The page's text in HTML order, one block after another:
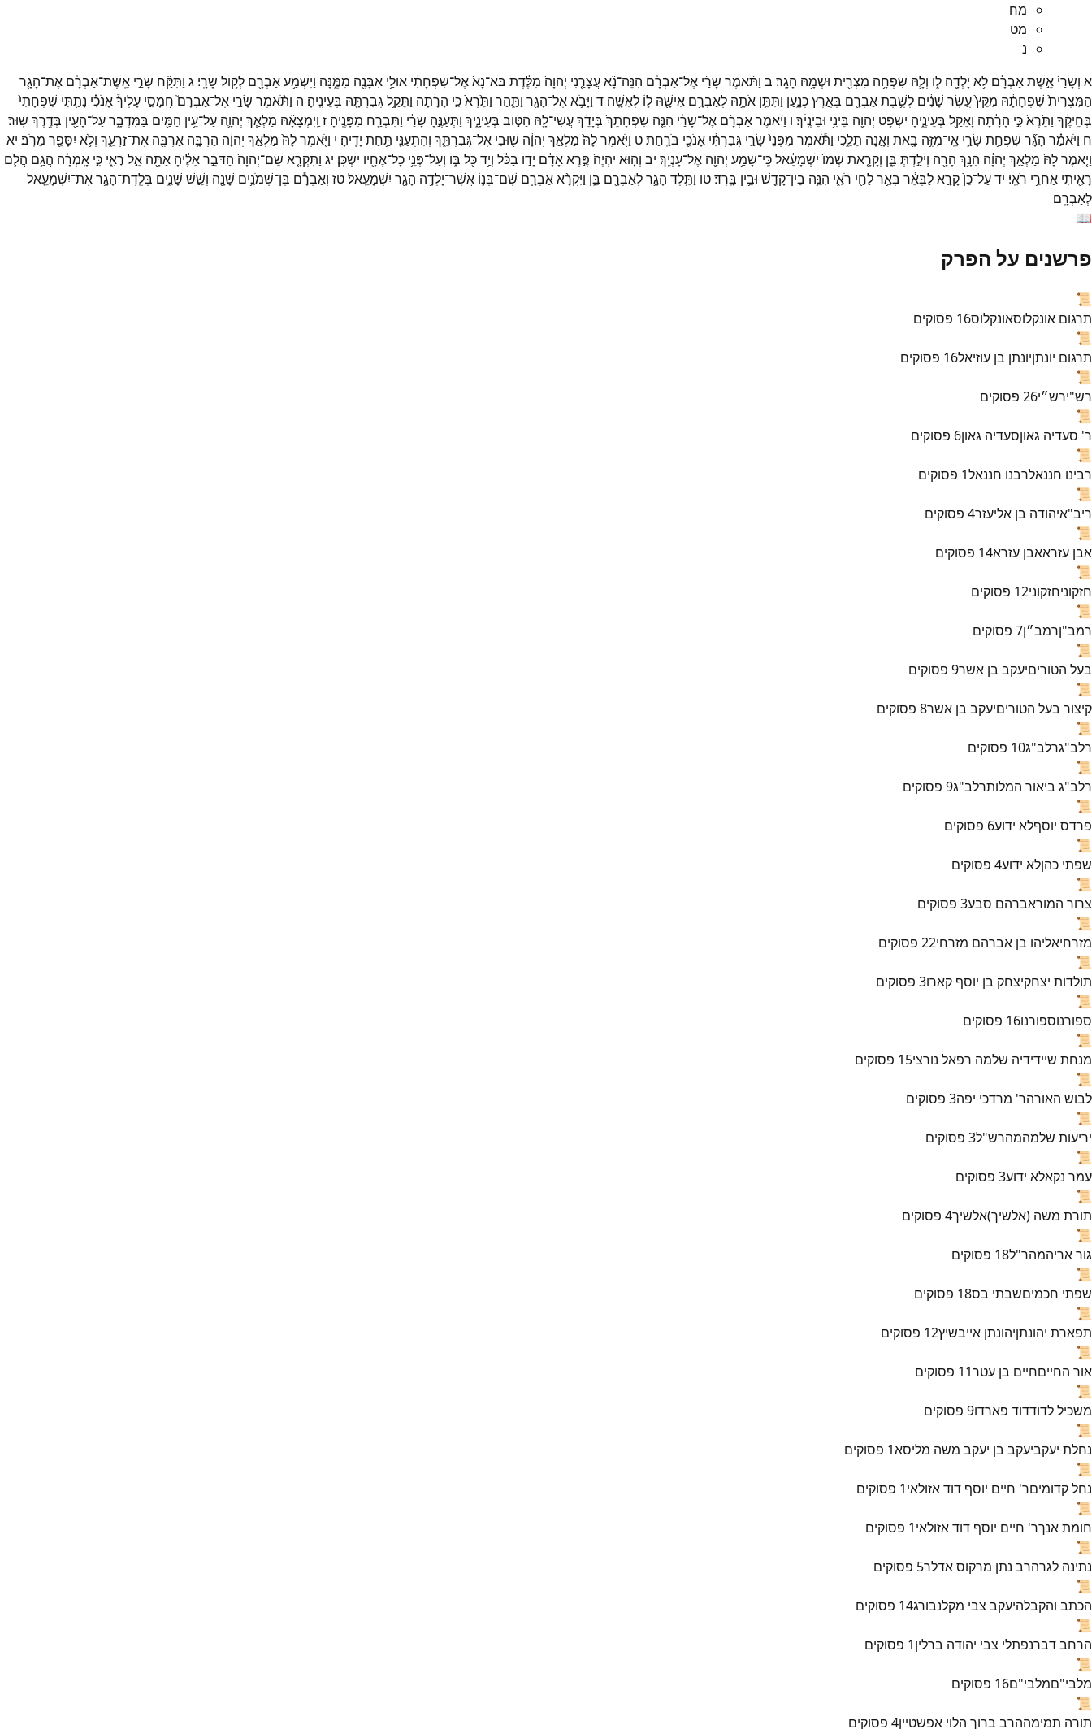
מח
מט
נ
א וְשָׂרַי֙אֵ֣שֶׁתאַבְרָ֔ם לֹ֥א יָלְדָ֖ה ל֑וֹ וְלָ֛הּ שִׁפְחָ֥ה מִצְרִ֖ית וּשְׁמָ֥הּ הָגָֽר׃ ב וַתֹּ֨אמֶר שָׂרַ֜י אֶל־אַבְרָ֗ם הִנֵּה־נָ֞אעֲצָרַ֤נִי יְהוָה֙ מִלֶּ֔דֶת בֹּא־נָא֙אֶל־שִׁפְחָתִ֔י אוּלַ֥י אִבָּנֶ֖ה מִמֶּ֑נָּה וַיִּשְׁמַ֥עאַבְרָ֖ם לְק֥וֹל שָׂרָֽי׃ ג וַתִּקַּ֞ח שָׂרַ֣י אֵֽשֶׁת־אַבְרָ֗ם אֶת־הָגָ֤ר
הַמִּצְרִית֙ שִׁפְחָתָ֔הּ מִקֵּץ֙עֶ֣שֶׂר שָׁנִ֔ים לְשֶׁ֥בֶתאַבְרָ֖ם בְּאֶ֣רֶץכְּנָ֑עַן וַתִּתֵּ֥ן אֹתָ֛הּ לְאַבְרָ֥ם אִישָׁ֖הּ ל֥וֹ לְאִשָּֽׁה׃ ד וַיָּבֹ֥אאֶל־הָגָ֖ר וַתַּ֑הַר וַתֵּ֙רֶא֙כִּ֣י הָרָ֔תָה וַתֵּקַ֥לגְּבִרְתָּ֖הּ בְּעֵינֶֽיהָ׃ ה וַתֹּ֨אמֶר שָׂרַ֣י אֶל־אַבְרָם֮ חֲמָסִ֣י עָלֶיךָ֒אָנֹכִ֗י נָתַ֤תִּי שִׁפְחָתִי֙
בְּחֵיקֶ֔ךָ וַתֵּ֙רֶא֙כִּ֣י הָרָ֔תָה וָאֵקַ֖ל בְּעֵינֶ֑יהָ יִשְׁפֹּ֥ט יְהוָ֖ה בֵּינִ֥י וּבֵינֶֽיׄךָ׃ ו וַיֹּ֨אמֶראַבְרָ֜ם אֶל־שָׂרַ֗י הִנֵּ֤ה שִׁפְחָתֵךְ֙ בְּיָדֵ֔ךְעֲשִׂי־לָ֖הּ הַטּ֣וֹב בְּעֵינָ֑יִךְ וַתְּעַנֶּ֣הָ שָׂרַ֔י וַתִּבְרַ֖ח מִפָּנֶֽיהָ׃ ז וַֽיִּמְצָאָ֞הּ מַלְאַ֧ךְ יְהוָ֛ה עַל־עֵ֥ין הַמַּ֖יִם בַּמִּדְבָּ֑רעַל־הָעַ֖יִן בְּדֶ֥רֶךְ שֽׁוּר׃
ח וַיֹּאמַ֗ר הָגָ֞ר שִׁפְחַ֥ת שָׂרַ֛י אֵֽי־מִזֶּ֥ה בָ֖את וְאָ֣נָה תֵלֵ֑כִי וַתֹּ֕אמֶר מִפְּנֵי֙ שָׂרַ֣י גְּבִרְתִּ֔י אָנֹכִ֖י בֹּרַֽחַת׃ט וַיֹּ֤אמֶרלָהּ֙ מַלְאַ֣ךְ יְהוָ֔ה שׁ֖וּבִי אֶל־גְּבִרְתֵּ֑ךְ וְהִתְעַנִּ֖י תַּ֥חַת יָדֶֽיהָ׃ י וַיֹּ֤אמֶרלָהּ֙ מַלְאַ֣ךְ יְהוָ֔ה הַרְבָּ֥ה אַרְבֶּ֖ה אֶת־זַרְעֵ֑ךְ וְלֹ֥א יִסָּפֵ֖ר מֵרֹֽב׃ יא
וַיֹּ֤אמֶרלָהּ֙ מַלְאַ֣ךְ יְהוָ֔ה הִנָּ֥ךְ הָרָ֖ה וְיֹלַ֣דְתְּ בֵּ֑ן וְקָרָ֤את שְׁמוֹ֙ יִשְׁמָעֵ֔אלכִּֽי־שָׁמַ֥ע יְהוָ֖ה אֶל־עָנְיֵֽךְ׃ יב וְה֤וּא יִהְיֶה֙ פֶּ֣רֶאאָדָ֔ם יָד֣וֹ בַכֹּ֔ל וְיַ֥דכֹּ֖ל בּ֑וֹ וְעַל־פְּנֵ֥י כָל־אֶחָ֖יו יִשְׁכֹּֽן׃ יג וַתִּקְרָ֤א שֵׁם־יְהוָה֙ הַדֹּבֵ֣ראֵלֶ֔יהָ אַתָּ֖ה אֵ֣ל רֳאִ֑י כִּ֣י אָֽמְרָ֗ה הֲגַ֥ם הֲלֹ֛ם
רָאִ֖יתִי אַחֲרֵ֥י רֹאִֽי׃ ידעַל־כֵּן֙קָרָ֣אלַבְּאֵ֔ר בְּאֵ֥רלַחַ֖י רֹאִ֑י הִנֵּ֥ה בֵין־קָדֵ֖שׁ וּבֵ֥ין בָּֽרֶד׃טו וַתֵּ֧לֶד הָגָ֛רלְאַבְרָ֖ם בֵּ֑ן וַיִּקְרָ֨אאַבְרָ֧ם שֶׁם־בְּנ֛וֹ אֲשֶׁר־יָלְדָ֥ה הָגָ֖ר יִשְׁמָעֵֽאל׃טז וְאַבְרָ֕ם בֶּן־שְׁמֹנִ֥ים שָׁנָ֖ה וְשֵׁ֣שׁ שָׁנִ֑ים בְּלֶֽדֶת־הָגָ֥ראֶת־יִשְׁמָעֵ֖אל
לְאַבְרָֽם׃
📖
פרשנים על הפרק
📜
תרגום אונקלוסאונקלוס16 פסוקים
📜
תרגום יונתןיונתן בן עוזיאל16 פסוקים
📜
רש"ירש״י26 פסוקים
📜
ר' סעדיה גאוןסעדיה גאון6 פסוקים
📜
רבינו חננאלרבנו חננאל1 פסוקים
📜
ריב"איהודה בן אליעזר4 פסוקים
📜
אבן עזראאבן עזרא14 פסוקים
📜
חזקוניחזקוני12 פסוקים
📜
רמב"ןרמב״ן7 פסוקים
📜
בעל הטוריםיעקב בן אשר9 פסוקים
📜
קיצור בעל הטוריםיעקב בן אשר8 פסוקים
📜
רלב"גרלב"ג10 פסוקים
📜
רלב"ג ביאור המלותרלב"ג9 פסוקים
📜
פרדס יוסףלא ידוע6 פסוקים
📜
שפתי כהןלא ידוע4 פסוקים
📜
צרור המוראברהם סבע3 פסוקים
📜
מזרחיאליהו בן אברהם מזרחי22 פסוקים
📜
תולדות יצחקיצחק בן יוסף קארו3 פסוקים
📜
ספורנוספורנו16 פסוקים
📜
מנחת שיידידיה שלמה רפאל נורצי15 פסוקים
📜
לבוש האורהר' מרדכי יפה3 פסוקים
📜
יריעות שלמהמהרש"ל3 פסוקים
📜
עמר נקאלא ידוע3 פסוקים
📜
תורת משה (אלשיך)אלשיך4 פסוקים
📜
גור אריהמהר"ל18 פסוקים
📜
שפתי חכמיםשבתי בס18 פסוקים
📜
תפארת יהונתןיהונתן אייבשיץ12 פסוקים
📜
אור החייםחיים בן עטר11 פסוקים
📜
משכיל לדודדוד פארדו9 פסוקים
📜
נחלת יעקביעקב בן יעקב משה מליסא1 פסוקים
📜
נחל קדומיםר' חיים יוסף דוד אזולאי1 פסוקים
📜
חומת אנךר' חיים יוסף דוד אזולאי1 פסוקים
📜
נתינה לגרהרב נתן מרקוס אדלר5 פסוקים
📜
הכתב והקבלהיעקב צבי מקלנבורג14 פסוקים
📜
הרחב דברנפתלי צבי יהודה ברלין1 פסוקים
📜
מלבי"םמלבי"ם16 פסוקים
📜
תורה תמימההרב ברוך הלוי אפשטיין4 פסוקים